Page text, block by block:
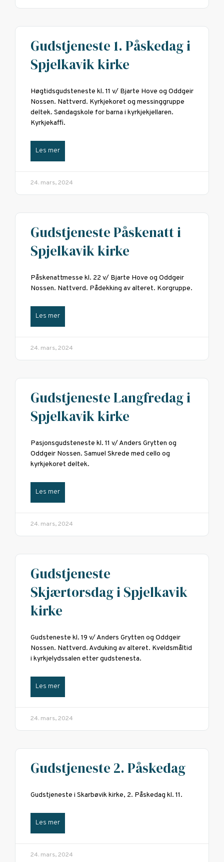
Gudstjeneste 1. Påskedag i
Spjelkavik kirke
Høgtidsgudsteneste kl. 11 v/ Bjarte Hove og Oddgeir
Nossen. Nattverd. Kyrkjekoret og messinggruppe
deltek. Søndagskole for barna i kyrkjekjellaren.
Kyrkjekaffi.
Les mer
24. mars, 2024
Gudstjeneste Påskenatt i
Spjelkavik kirke
Påskenattmesse kl. 22 v/ Bjarte Hove og Oddgeir
Nossen. Nattverd. Pådekking av alteret. Korgruppe.
Les mer
24. mars, 2024
Gudstjeneste Langfredag i
Spjelkavik kirke
Pasjonsgudsteneste kl. 11 v/ Anders Grytten og
Oddgeir Nossen. Samuel Skrede med cello og
kyrkjekoret deltek.
Les mer
24. mars, 2024
Gudstjeneste
Skjærtorsdag i Spjelkavik
kirke
Gudsteneste kl. 19 v/ Anders Grytten og Oddgeir
Nossen. Nattverd. Avduking av alteret. Kveldsmåltid
i kyrkjelydssalen etter gudstenesta.
Les mer
24. mars, 2024
Gudstjeneste 2. Påskedag
Gudstjeneste i Skarbøvik kirke, 2. Påskedag kl. 11.
Les mer
24. mars, 2024